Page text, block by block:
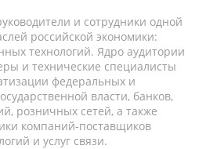
и сотрудники одной
российской экономики:
технологий. Ядро аудитории
и технические специалисты
федеральных и
власти, банков,
розничных сетей, а также
компаний-поставщиков
и услуг связи.